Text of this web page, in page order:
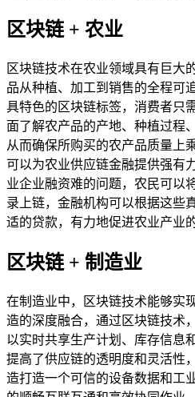
区块链 + 农业
区块链技术在农业领域具有巨大
品从种植、加工到销售的全程可
具特色的区块链标签，消费者只
面了解农产品的产地、种植过程
从而确保所购买的农产品质量上
可以为农业供应链金融提供强有
业企业融资难的问题，农民可以
录上链，金融机构可以根据这些
适的贷款，有力地促进农业产业
区块链 + 制造业
在制造业中，区块链技术能够实
造的深度融合，通过区块链技术
以实时共享生产计划、库存信息
提高了供应链的透明度和灵活性
造打造一个可信的设备数据和工